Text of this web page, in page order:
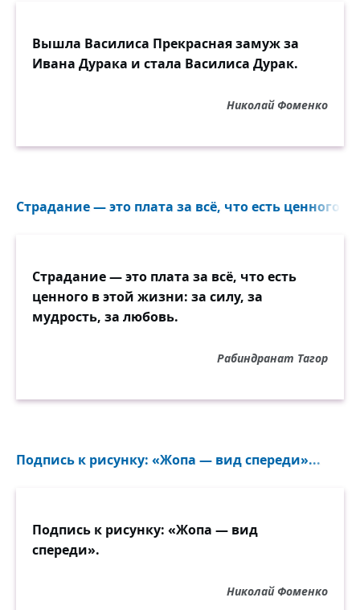
Вышла Василиса Прекрасная замуж за
Ивана Дурака и стала Василиса Дурак.
Николай Фоменко
Страдание — это плата за всё, что есть ценного
Страдание — это плата за всё, что есть
ценного в этой жизни: за силу, за
мудрость, за любовь.
Рабиндранат Тагор
Подпись к рисунку: «Жопа — вид спереди»...
Подпись к рисунку: «Жопа — вид
спереди».
Николай Фоменко